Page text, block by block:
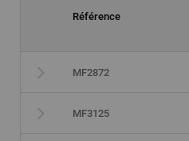
Référence
MF2872
MF3125